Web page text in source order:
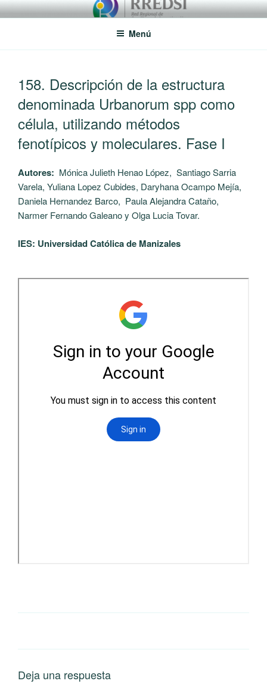
Saltar
al
RREDSI
Red Regional de Semilleros de Investigación RREDSI
Menú
EL
158. Descripción de la estructura
denominada Urbanorum spp como
célula, utilizando métodos
fenotípicos y moleculares. Fase I
Autores: Mónica Julieth Henao López, Santiago Sarria
Varela, Yuliana Lopez Cubides, Daryhana Ocampo Mejía,
Daniela Hernandez Barco, Paula Alejandra Cataño,
Narmer Fernando Galeano y Olga Lucia Tovar.
IES: Universidad Católica de Manizales
Deja una respuesta